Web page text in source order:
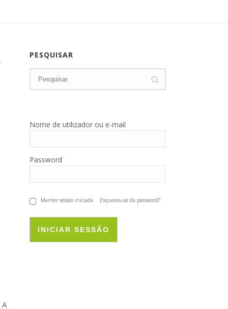
PESQUISAR
Nome de utilizador ou e-mail
Password
Manter sessão iniciada Esqueceu-se da password?
INICIAR SESSÃO